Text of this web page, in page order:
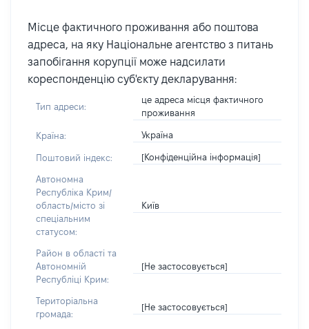
Місце фактичного проживання або поштова
адреса, на яку Національне агентство з питань
запобігання корупції може надсилати
кореспонденцію суб'єкту декларування:
Тип адреси:
це адреса місця фактичного
проживання
Країна: Україна
Поштовий індекс: [Конфіденційна інформація]
Автономна
Республіка Крим/
область/місто зі
спеціальним
статусом:
Київ
Район в області та
Автономній
Республіці Крим:
[Не застосовується]
Територіальна
громада:
[Не застосовується]